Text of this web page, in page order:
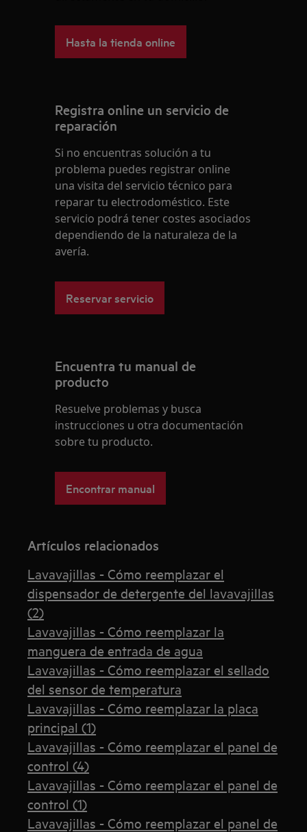
Hasta la tienda online
Registra online un servicio de
reparación
Si no encuentras solución a tu
problema puedes registrar online
una visita del servicio técnico para
reparar tu electrodoméstico. Este
servicio podrá tener costes asociados
dependiendo de la naturaleza de la
avería.
Reservar servicio
Encuentra tu manual de
producto
Resuelve problemas y busca
instrucciones u otra documentación
sobre tu producto.
Encontrar manual
Artículos relacionados
Lavavajillas - Cómo reemplazar el
dispensador de detergente del lavavajillas
(2)
Lavavajillas - Cómo reemplazar la
manguera de entrada de agua
Lavavajillas - Cómo reemplazar el sellado
del sensor de temperatura
Lavavajillas - Cómo reemplazar la placa
principal (1)
Lavavajillas - Cómo reemplazar el panel de
control (4)
Lavavajillas - Cómo reemplazar el panel de
control (1)
Lavavajillas - Cómo reemplazar el panel de